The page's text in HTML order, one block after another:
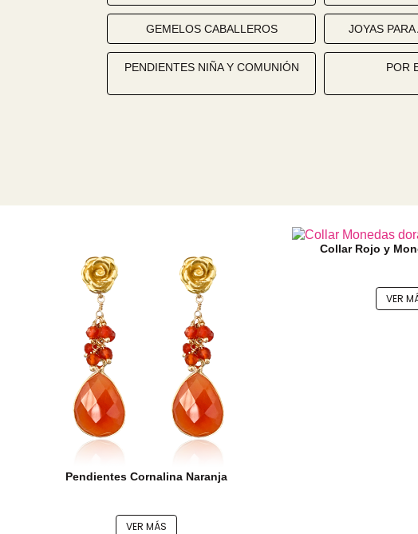
GEMELOS CABALLEROS JOYAS
PENDIENTES NIÑA Y COMUNIÓN POR
Pendientes Cornalina Naranja
VER MÁS
Collar Rojo y
VER